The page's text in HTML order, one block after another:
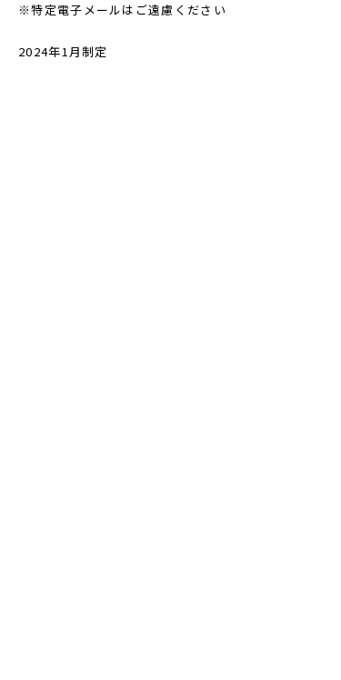
※特定電子メールはご遠慮ください
2024年1月制定